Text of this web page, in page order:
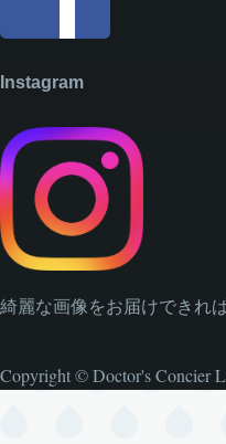
Instagram
綺麗な画像をお届けできれ
Copyright © Doctor's Concier